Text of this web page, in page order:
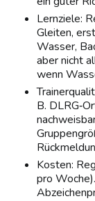
Lernziele:
Gleiten,
Wasser,
aber nicht
wenn
B.
Kosten:
pro